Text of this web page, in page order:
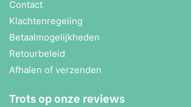
Contact
Klachtenregeling
Betaalmogelijkheden
Retourbeleid
Afhalen of verzenden
Trots op onze reviews